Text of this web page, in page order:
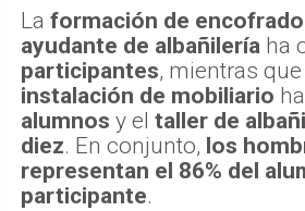
La formación de
ayudante de albañilería ha
participantes, mientras que
instalación de mobiliario
alumnos y el taller de
diez. En conjunto, los
representan el 86% del
participante.